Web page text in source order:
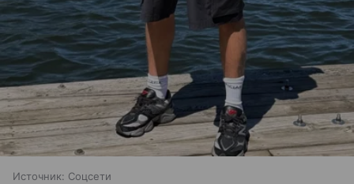
Источник: Соцсети